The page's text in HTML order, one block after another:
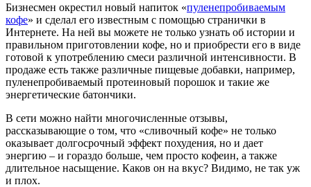
Бизнесмен окрестил новый напиток «пуленепробиваемым
кофе» и сделал его известным с помощью странички в
Интернете. На ней вы можете не только узнать об истории и
правильном приготовлении кофе, но и приобрести его в виде
готовой к употреблению смеси различной интенсивности. В
продаже есть также различные пищевые добавки, например,
пуленепробиваемый протеиновый порошок и такие же
энергетические батончики.
В сети можно найти многочисленные отзывы,
рассказывающие о том, что «сливочный кофе» не только
оказывает долгосрочный эффект похудения, но и дает
энергию – и гораздо больше, чем просто кофеин, а также
длительное насыщение. Каков он на вкус? Видимо, не так уж
и плох.